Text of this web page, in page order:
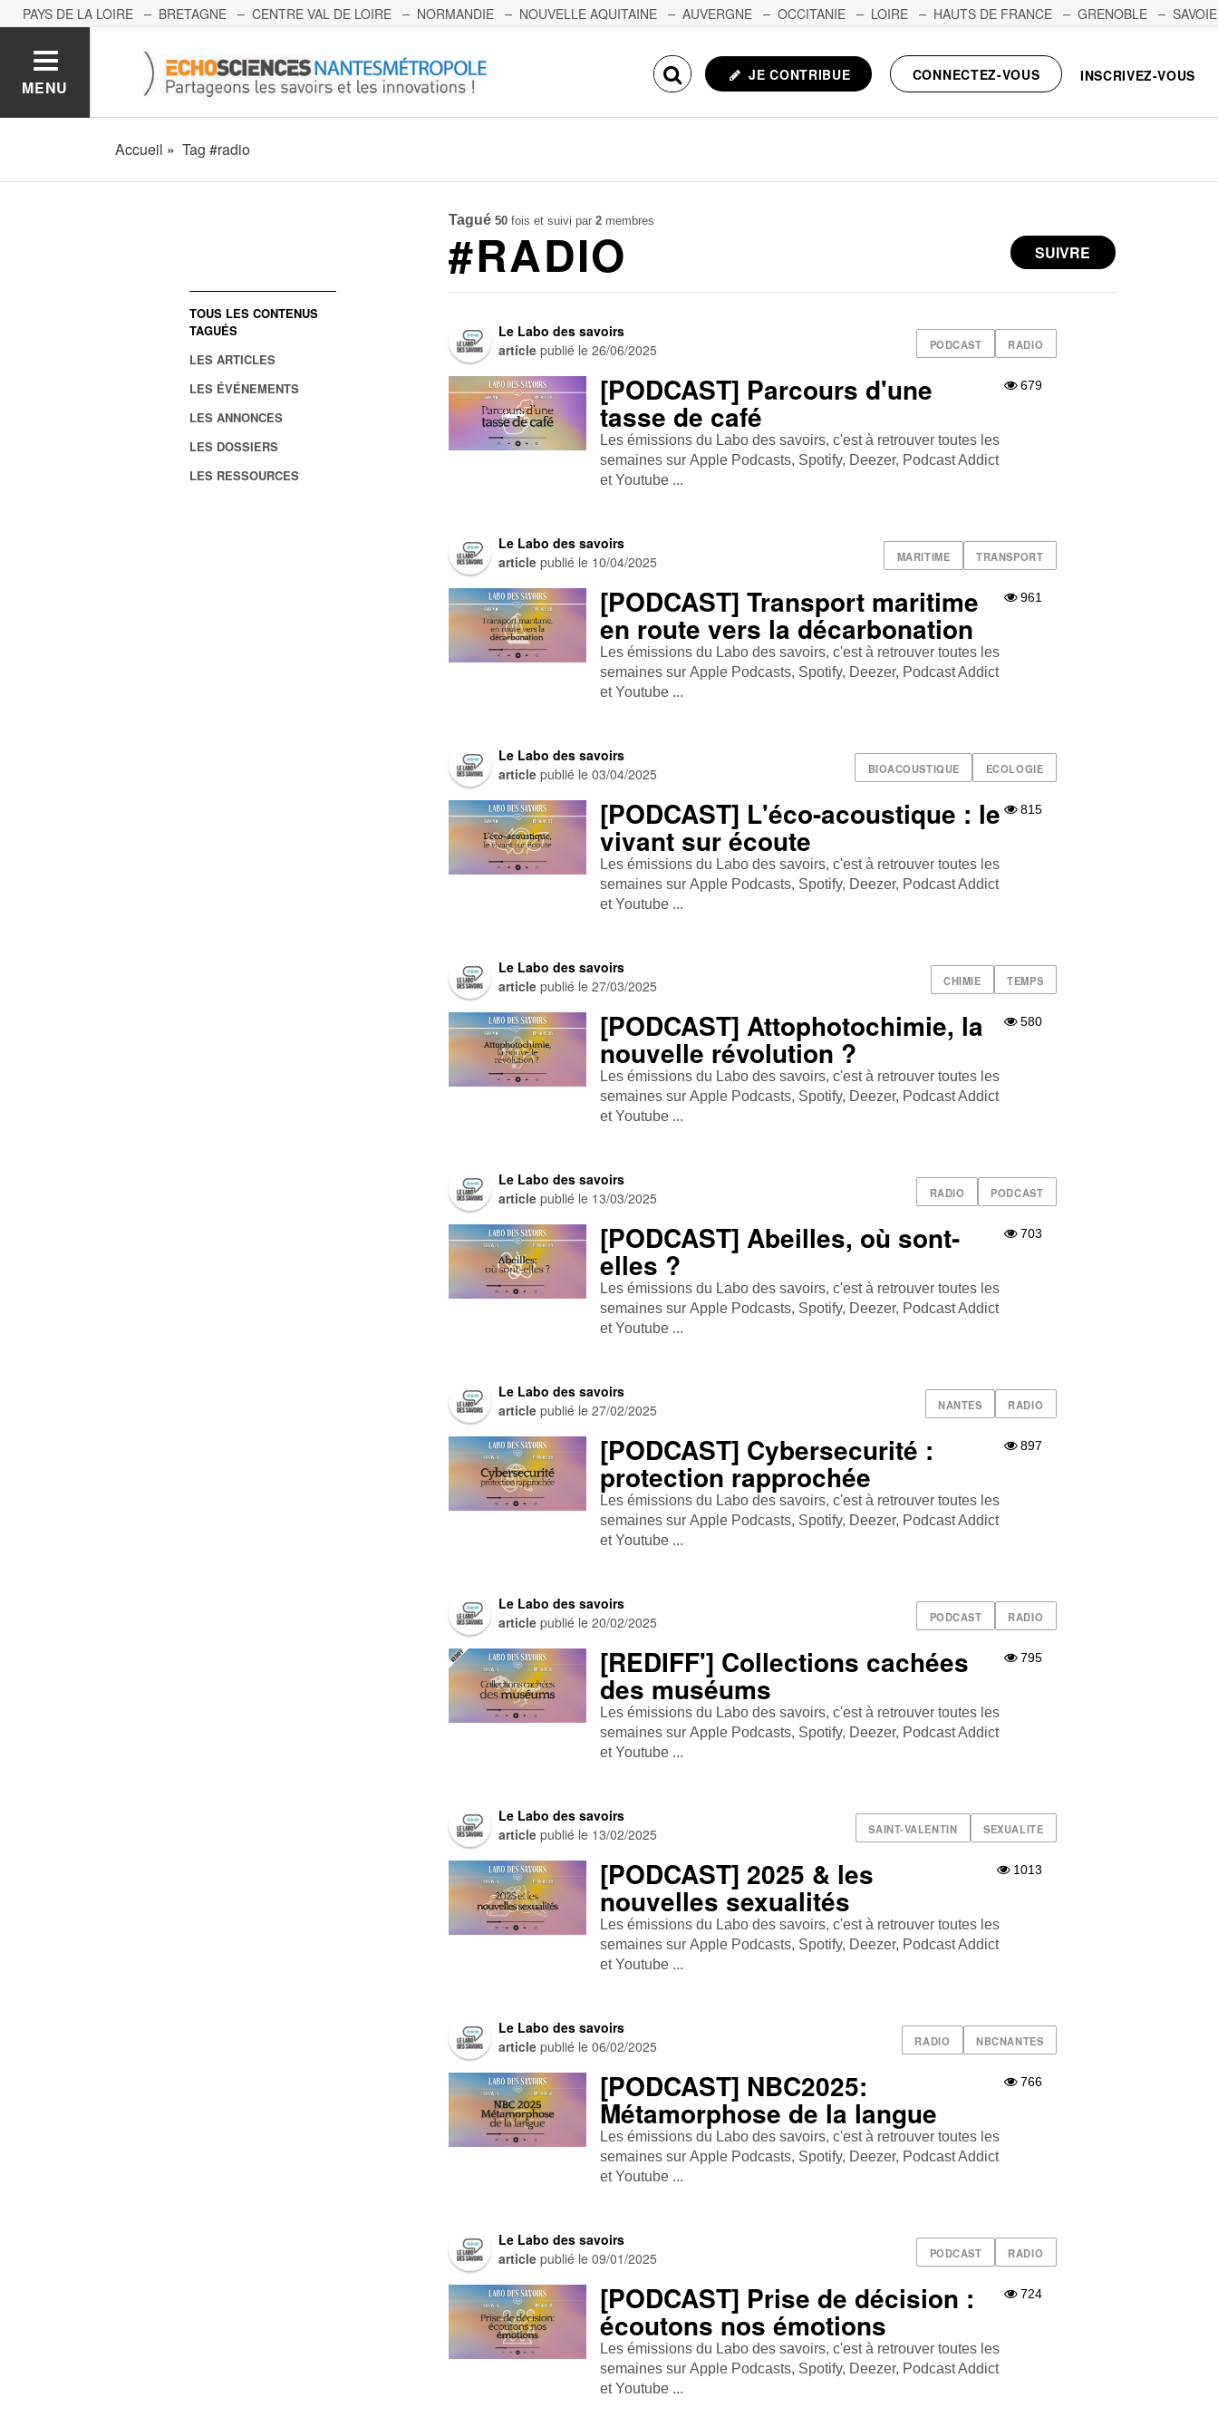
PAYS DE LA LOIRE BRETAGNE CENTRE VAL DE LOIRE NORMANDIE NOUVELLE AQUITAINE AUVERGNE OCCITANIE LOIRE HAUTS DE FRANCE GRENOBLE
SAVOIE
MENU
JE CONTRIBUE CONNECTEZ-VOUS INSCRIVEZ-VOUS
Accueil Tag #radio
TOUS LES CONTENUS
TAGUÉS
LES ARTICLES
LES ÉVÉNEMENTS
LES ANNONCES
LES DOSSIERS
LES RESSOURCES
Tagué 50 fois et suivi par2 membres
SUIVRE
#RADIO
PODCAST RADIO
Le Labo des savoirs
article publié le26/06/2025
679
[PODCAST] Parcours d'une
tasse de café
Les émissions du Labo des savoirs, c'est à retrouver toutes les
semaines sur Apple Podcasts , Spotify , Deezer , Podcast Addict
et Youtube ...
MARITIME TRANSPORT
Le Labo des savoirs
article publié le 10/04/2025
961
[PODCAST] Transport maritime
en route vers la décarbonation
Les émissions du Labo des savoirs, c'est à retrouver toutes les
semaines sur Apple Podcasts , Spotify , Deezer , Podcast Addict
et Youtube ...
BIOACOUSTIQUE ECOLOGIE
Le Labo des savoirs
article publié le03/04/2025
815
[PODCAST] L'éco-acoustique : le
vivant sur écoute
Les émissions du Labo des savoirs, c'est à retrouver toutes les
semaines sur Apple Podcasts , Spotify , Deezer , Podcast Addict
et Youtube ...
CHIMIE TEMPS
Le Labo des savoirs
article publié le27/03/2025
580
[PODCAST] Attophotochimie, la
nouvelle révolution ?
Les émissions du Labo des savoirs, c'est à retrouver toutes les
semaines sur Apple Podcasts , Spotify , Deezer , Podcast Addict
et Youtube ...
RADIO PODCAST
Le Labo des savoirs
article publié le 13/03/2025
703
[PODCAST] Abeilles, où sont-
elles ?
Les émissions du Labo des savoirs, c'est à retrouver toutes les
semaines sur Apple Podcasts , Spotify , Deezer , Podcast Addict
et Youtube ...
NANTES RADIO
Le Labo des savoirs
article publié le27/02/2025
897
[PODCAST] Cybersecurité :
protection rapprochée
Les émissions du Labo des savoirs, c'est à retrouver toutes les
semaines sur Apple Podcasts , Spotify , Deezer , Podcast Addict
et Youtube ...
PODCAST RADIO
Le Labo des savoirs
article publié le20/02/2025
795
[REDIFF'] Collections cachées
des muséums
Les émissions du Labo des savoirs, c'est à retrouver toutes les
semaines sur Apple Podcasts , Spotify , Deezer , Podcast Addict
et Youtube ...
SAINT-VALENTIN SEXUALITE
Le Labo des savoirs
article publié le 13/02/2025
1013
[PODCAST] 2025 & les
nouvelles sexualités
Les émissions du Labo des savoirs, c'est à retrouver toutes les
semaines sur Apple Podcasts , Spotify , Deezer , Podcast Addict
et Youtube ...
RADIO NBCNANTES
Le Labo des savoirs
article publié le06/02/2025
766
[PODCAST] NBC2025:
Métamorphose de la langue
Les émissions du Labo des savoirs, c'est à retrouver toutes les
semaines sur Apple Podcasts , Spotify , Deezer , Podcast Addict
et Youtube ...
PODCAST RADIO
Le Labo des savoirs
article publié le09/01/2025
724
[PODCAST] Prise de décision :
écoutons nos émotions
Les émissions du Labo des savoirs, c'est à retrouver toutes les
semaines sur Apple Podcasts , Spotify , Deezer , Podcast Addict
et Youtube ...